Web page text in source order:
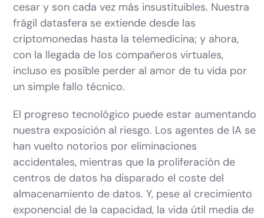
cesar y son cada vez más insustituibles. Nuestra
frágil datasfera se extiende desde las
criptomonedas hasta la telemedicina; y ahora,
con la llegada de los compañeros virtuales,
incluso es posible perder al amor de tu vida por
un simple fallo técnico.
El progreso tecnológico puede estar aumentando
nuestra exposición al riesgo. Los agentes de IA se
han vuelto notorios por eliminaciones
accidentales, mientras que la proliferación de
centros de datos ha disparado el coste del
almacenamiento de datos. Y, pese al crecimiento
exponencial de la capacidad, la vida útil media de